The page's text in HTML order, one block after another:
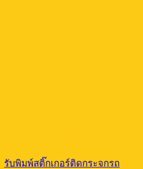
รับพิมพ์สติ๊กเกอร์ติดกระจกรถ